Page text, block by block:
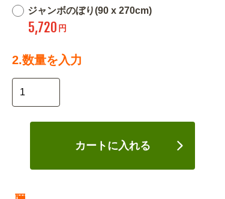
ジャンボのぼり(90 x 270cm)
5,720 円
2.数量を入力
カートに入れる